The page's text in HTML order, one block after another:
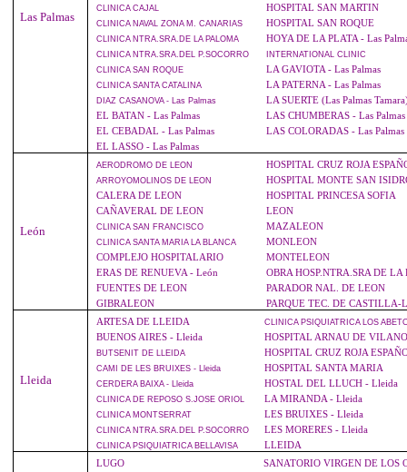
Las Palmas
CLINICACAJAL HOSPITAL SAN MARTIN
CLINICANAVAL ZONA M. CANARIAS HOSPITAL SAN ROQUE
CLINICANTRA.SRA.DE LA PALOMA HOYA DE LA PLATA - Las
CLINICANTRA.SRA.DEL P.SOCORRO INTERNATIONALCLINIC
CLINICASAN ROQUE LA GAVIOTA - Las Palmas
CLINICASANTA CATALINA LA PATERNA - Las Palmas
DIAZCASANOVA - Las Palmas
LA SUERTE (Las Palmas
EL BATAN - Las Palmas
LAS CHUMBERAS - Las Palmas
EL CEBADAL - Las Palmas
LAS COLORADAS - Las Palmas
EL LASSO - Las Palmas
León
AERODROMODE LEON HOSPITAL CRUZ ROJA
ARROYOMOLINOSDE LEON
HOSPITAL MONTE SAN
CALERA DE LEON
HOSPITAL PRINCESA SOFIA
CAÑAVERAL DE LEON
LEON
CLINICASAN FRANCISCO MAZALEON
CLINICASANTA MARIA LA BLANCA
MONLEON
COMPLEJO HOSPITALARIO
MONTELEON
ERAS DE RENUEVA - León
OBRA HOSP.NTRA.SRA DE LA
FUENTES DE LEON
PARADOR NAL. DE LEON
GIBRALEON
PARQUE TEC. DE CASTILLA-
Lleida
ARTESA DE LLEIDA CLINICAPSIQUIATRICA LOS
BUENOS AIRES - Lleida HOSPITAL ARNAU DE
BUTSENITDE LLEIDA HOSPITAL CRUZ ROJA
CAMI DE LES BRUIXES - Lleida HOSPITAL SANTA MARIA
CERDERABAIXA - Lleida HOSTAL DEL LLUCH - Lleida
CLINICADE REPOSO S.JOSE ORIOL LA MIRANDA - Lleida
CLINICAMONTSERRAT LES BRUIXES - Lleida
CLINICANTRA.SRA.DEL P.SOCORRO LES MORERES - Lleida
CLINICAPSIQUIATRICA BELLAVISA LLEIDA
LUGO SANATORIO VIRGEN DE LOS